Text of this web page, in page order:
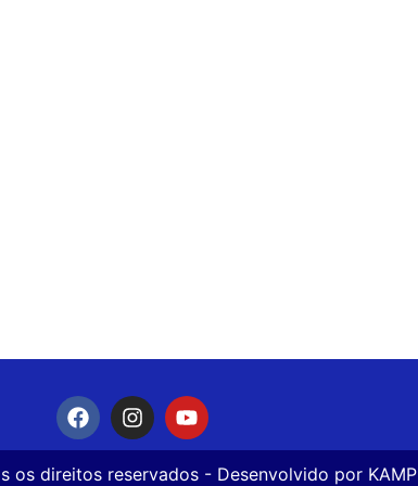
os direitos reservados - Desenvolvido por KAMP